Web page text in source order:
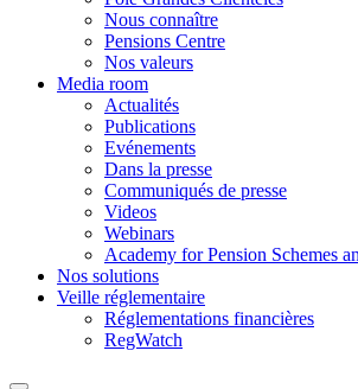
Nous connaître
Pensions Centre
Nos valeurs
Media room
Actualités
Publications
Evénements
Dans la presse
Communiqués de presse
Videos
Webinars
Academy for Pension Schemes
Nos solutions
Veille réglementaire
Réglementations financières
RegWatch